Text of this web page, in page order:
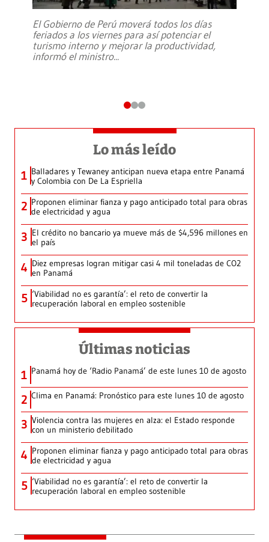
El Gobierno de Perú moverá todos los días
feriados a los viernes para así potenciar el
turismo interno y mejorar la productividad,
informó el ministro...
Lo más leído
1 Balladares y Tewaney anticipan nueva etapa entre Panamá
y Colombia con De La Espriella
2 Proponen eliminar fianza y pago anticipado total para obras
de electricidad y agua
3 El crédito no bancario ya mueve más de $4,596 millones en
el país
4 Diez empresas logran mitigar casi 4 mil toneladas de CO2
en Panamá
5 ‘Viabilidad no es garantía’: el reto de convertir la
recuperación laboral en empleo sostenible
Últimas noticias
1 Panamá hoy de ‘Radio Panamá’ de este lunes 10 de agosto
2 Clima en Panamá: Pronóstico para este lunes 10 de agosto
3 Violencia contra las mujeres en alza: el Estado responde
con un ministerio debilitado
4 Proponen eliminar fianza y pago anticipado total para obras
de electricidad y agua
5 ‘Viabilidad no es garantía’: el reto de convertir la
recuperación laboral en empleo sostenible